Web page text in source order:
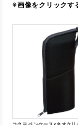
※画像をクリックす